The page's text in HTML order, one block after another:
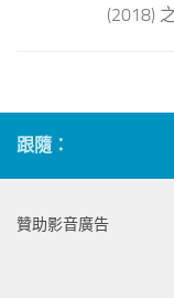
(2018)
跟隨：
贊助影音廣告